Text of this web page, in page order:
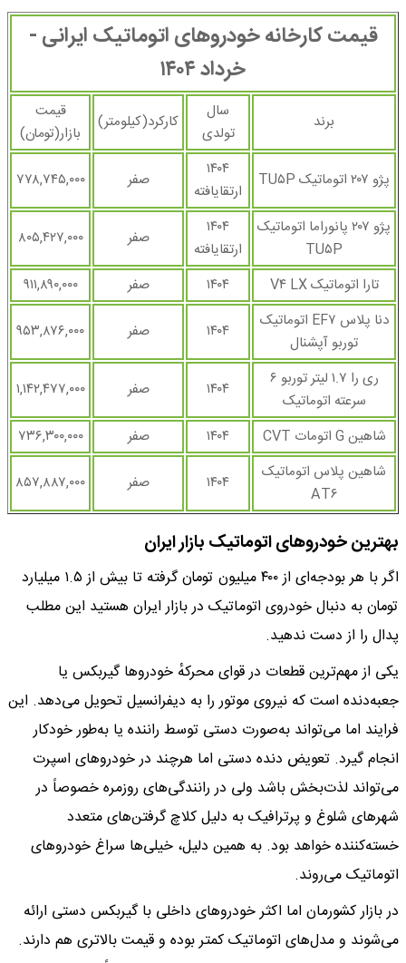
قیمت کارخانه خودروهای اتوماتیک ایرانی -
خرداد ۱۴۰۴
برند
سال
تولدی
کارکرد(کیلومتر)
قیمت
بازار(تومان)
پژو ۲۰۷ اتوماتیک TU۵P
۱۴۰۴
ارتقایافته
صفر ۷۷۸,۷۴۵,۰۰۰
پژو ۲۰۷ پانوراما اتوماتیک
TU۵P
۱۴۰۴
ارتقایافته
صفر ۸۰۵,۴۲۷,۰۰۰
تارا اتوماتیک V۴ LX ۱۴۰۴ صفر
۹۱۱,۸۹۰,۰۰۰
دنا پلاس EF۷ اتوماتیک
توربو آپشنال
۱۴۰۴ صفر ۹۵۳,۸۷۶,۰۰۰
ری را ۱.۷ لیتر توربو ۶
سرعته اتوماتیک
۱۴۰۴ صفر ۱,۱۴۲,۴۷۷,۰۰۰
شاهین G اتومات CVT ۱۴۰۴ صفر
۷۳۶,۳۰۰,۰۰۰
شاهین پلاس اتوماتیک
AT۶
۱۴۰۴ صفر ۸۵۷,۸۸۷,۰۰۰
بهترین خودروهای اتوماتیک بازار ایران
اگر با هر بودجه‌ای از ۴۰۰ میلیون تومان گرفته تا بیش از ۱.۵ میلیارد
تومان به دنبال خودروی اتوماتیک در بازار ایران هستید این مطلب
پدال را از دست ندهید.
یکی از مهم‌ترین قطعات در قوای محرکهٔ خودروها گیربکس یا
جعبه‌دنده است که نیروی موتور را به دیفرانسیل تحویل می‌دهد. این
فرایند اما می‌تواند به‌صورت دستی توسط راننده یا به‌طور خودکار
انجام گیرد. تعویض دنده دستی اما هرچند در خودروهای اسپرت
می‌تواند لذت‌بخش باشد ولی در رانندگی‌های روزمره خصوصاً در
شهرهای شلوغ و پرترافیک به دلیل کلاچ گرفتن‌های متعدد
خسته‌کننده خواهد بود. به همین دلیل، خیلی‌ها سراغ خودروهای
اتوماتیک می‌روند.
در بازار کشورمان اما اکثر خودروهای داخلی با گیربکس دستی ارائه
می‌شوند و مدل‌های اتوماتیک کمتر بوده و قیمت بالاتری هم دارند.